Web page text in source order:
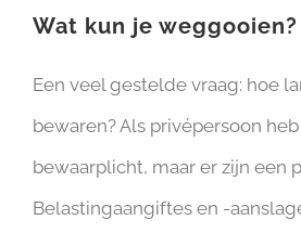
Wat kun je weggooien?
Een veel gestelde vraag: hoe
bewaren? Als privépersoon
bewaarplicht, maar er zijn een
Belastingaangiftes en -